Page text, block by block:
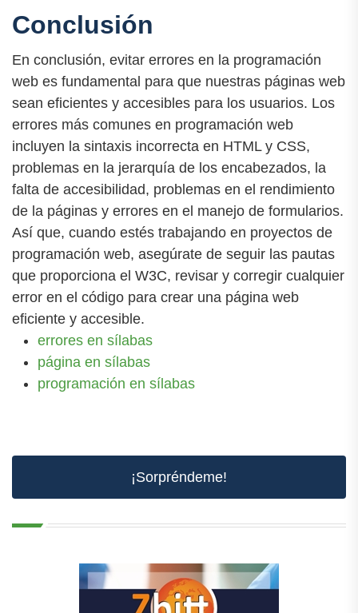
Conclusión
En conclusión, evitar errores en la programación
web es fundamental para que nuestras páginas web
sean eficientes y accesibles para los usuarios. Los
errores más comunes en programación web
incluyen la sintaxis incorrecta en HTML y CSS,
problemas en la jerarquía de los encabezados, la
falta de accesibilidad, problemas en el rendimiento
de la páginas y errores en el manejo de formularios.
Así que, cuando estés trabajando en proyectos de
programación web, asegúrate de seguir las pautas
que proporciona el W3C, revisar y corregir cualquier
error en el código para crear una página web
eficiente y accesible.
errores en sílabas
página en sílabas
programación en sílabas
¡Sorpréndeme!